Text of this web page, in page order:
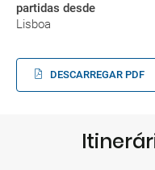
partidas desde
Lisboa
DESCARREGAR PDF